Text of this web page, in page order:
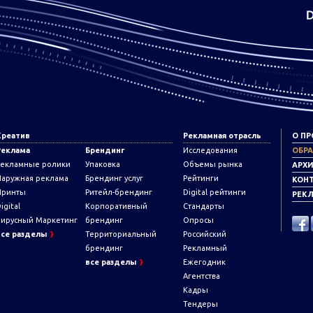
ролики
реклама
Маркетинг
разделы
Брендинг
Упаковка
Брендинг услуг
Ритейл-брендинг
Корпоративный
брендинг
Территориальный
брендинг
все разделы
Рекламная отрасль
Исследования
Объемы рынка
Рейтинги
Digital рейтинги
Стандарты
Опросы
Российский
Рекламный
Ежегодник
Агентства
Кадры
Тендеры
О